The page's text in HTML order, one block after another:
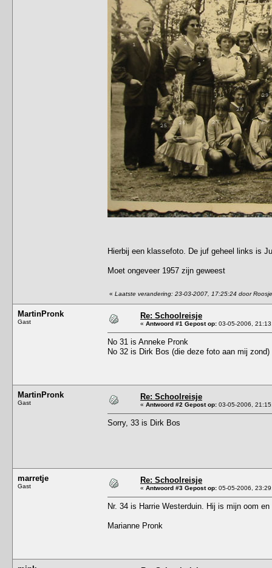
Hierbij een klassefoto. De juf geheel links is
Moet ongeveer 1957 zijn geweest
« Laatste verandering: 23-03-2007, 17:25:24 door Roosje
MartinPronk
Gast
Re: Schoolreisje
« Antwoord #1 Gepost op: 03-05-2006,
No 31 is Anneke Pronk
No 32 is Dirk Bos (die deze foto aan mij zond)
MartinPronk
Gast
Re: Schoolreisje
« Antwoord #2 Gepost op: 03-05-2006,
Sorry, 33 is Dirk Bos
marretje
Gast
Re: Schoolreisje
« Antwoord #3 Gepost op: 05-05-2006,
Nr. 34 is Harrie Westerduin. Hij is mijn oom
Marianne Pronk